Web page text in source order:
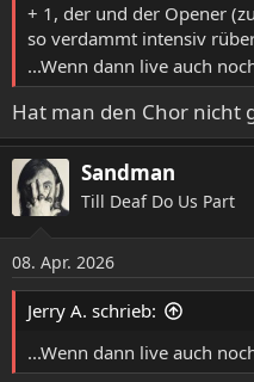
+ 1, der und der Opener
so verdammt intensiv
...Wenn dann live auch
Hat man den Chor nicht
Sandman
Till Deaf Do Us Part
08. Apr. 2026
Jerry A. schrieb:
...Wenn dann live auch